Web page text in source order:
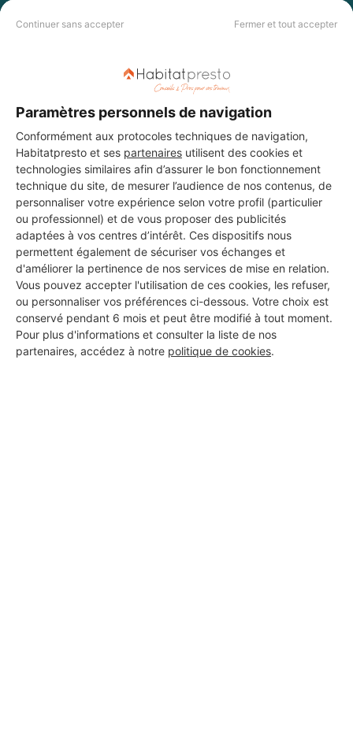
Continuer sans accepter Fermer et tout accepter
Paramètres personnels de navigation
Conformément aux protocoles techniques de navigation,
Habitatpresto et ses partenaires utilisent des cookies et
technologies similaires afin d’assurer le bon fonctionnement
technique du site, de mesurer l’audience de nos contenus, de
personnaliser votre expérience selon votre profil (particulier
ou professionnel) et de vous proposer des publicités
adaptées à vos centres d’intérêt. Ces dispositifs nous
permettent également de sécuriser vos échanges et
d'améliorer la pertinence de nos services de mise en relation.
Vous pouvez accepter l'utilisation de ces cookies, les refuser,
ou personnaliser vos préférences ci-dessous. Votre choix est
conservé pendant 6 mois et peut être modifié à tout moment.
Pour plus d'informations et consulter la liste de nos
partenaires, accédez à notre politique de cookies.
DEMANDER UN DEVIS
Aucun autre professionnel disponible dans cette zone
géographique.